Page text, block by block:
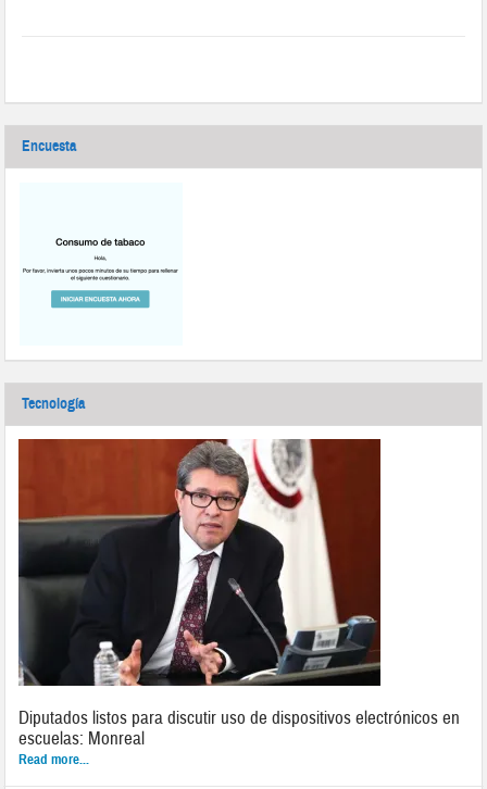
Encuesta
Tecnología
Diputados listos para discutir uso de dispositivos electrónicos en
escuelas: Monreal
Read more...